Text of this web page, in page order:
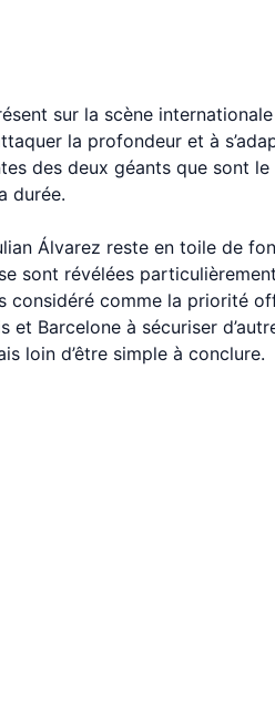
sur la scène
la profondeur et à
des deux géants que sont le
durée.
Álvarez reste en toile de
sont révélées
considéré comme la priorité
Barcelone à sécuriser
loin d’être simple à conclure.